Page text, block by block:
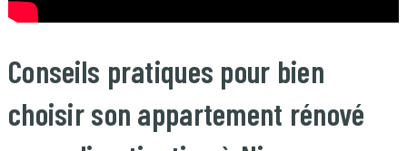
Conseils pratiques pour bien
choisir son appartement rénové